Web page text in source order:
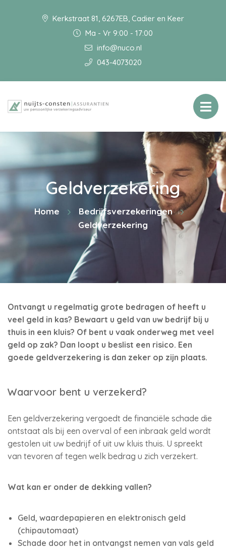
Kerkstraat 81, 6267EB, Cadier en Keer
Ma - Vr 9:00 - 17:00
info@nuco.nl
043-4073020
Geldverzekering
Home
Bedrijfsverzekeringen
Geldverzekering
Ontvangt u regelmatig grote bedragen of heeft u
veel geld in kas? Bewaart u geld van uw bedrijf bij u
thuis in een kluis? Of bent u vaak onderweg met veel
geld op zak? Dan loopt u beslist een risico. Een
goede geldverzekering is dan zeker op zijn plaats.
Waarvoor bent u verzekerd?
Een geldverzekering vergoedt de financiële schade die
ontstaat als bij een overval of een inbraak geld wordt
gestolen uit uw bedrijf of uit uw kluis thuis. U spreekt
van tevoren af tegen welk bedrag u zich verzekert.
Wat kan er onder de dekking vallen?
Geld, waardepapieren en elektronisch geld
(chipautomaat)
Schade door het in ontvangst nemen van vals geld